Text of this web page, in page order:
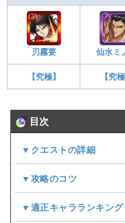
刃霧要 仙水ミ
【究極】 【究極
目次
▼クエストの詳細
▼攻略のコツ
▼適正キャラランキング